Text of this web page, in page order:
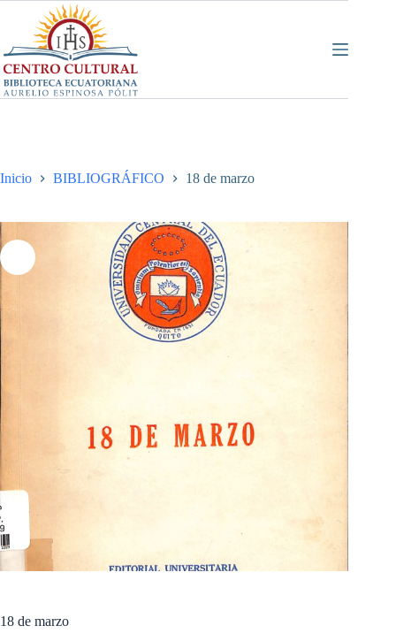
contenido
Inicio BIBLIOGRÁFICO 18 de marzo
18 de marzo